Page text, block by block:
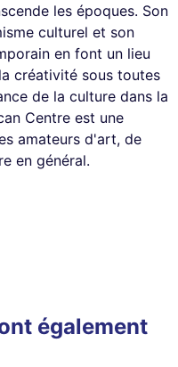
les époques. Son
culturel et son
en font un lieu
créativité sous toutes
de la culture dans la
Centre est une
amateurs d'art, de
en général.
également